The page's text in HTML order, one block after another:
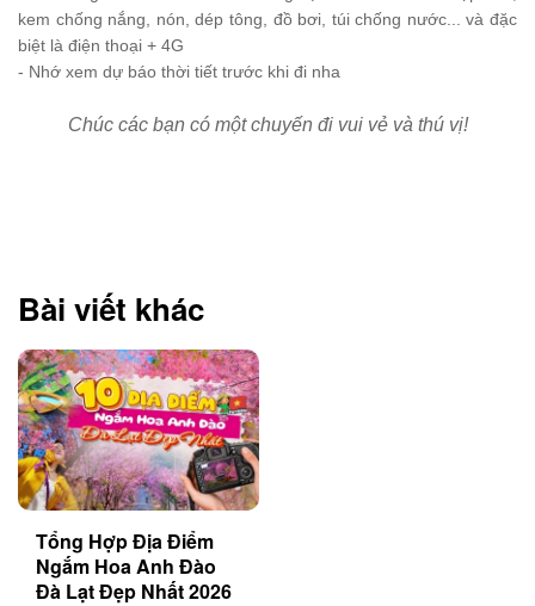
kem chống nắng, nón, dép tông, đồ bơi, túi chống nước... và đặc
biệt là điện thoại + 4G
- Nhớ xem dự báo thời tiết trước khi đi nha
Chúc các bạn có một chuyến đi vui vẻ và thú vị!
Bài viết khác
Tổng Hợp Địa Điểm
Ngắm Hoa Anh Đào
Đà Lạt Đẹp Nhất 2026